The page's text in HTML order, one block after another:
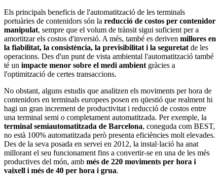
Els principals beneficis de l'automatització de les terminals
portuàries de contenidors són la reducció de costos per contenidor
manipulat, sempre que el volum de trànsit sigui suficient per a
amortitzar els costos d'inversió. A més, també es deriven millores en
la fiabilitat, la consistència, la previsibilitat i la seguretat de les
operacions. Des d'un punt de vista ambiental l'automatització també
té un impacte menor sobre el medi ambient gràcies a
l'optimització de certes transaccions.
No obstant, alguns estudis que analitzen els moviments per hora de
contenidors en terminals europees posen en qüestió que realment hi
hagi un gran increment de productivitat i reducció de costos entre
una terminal semi o completament automatitzada. Per exemple, la
terminal semiautomatitzada de Barcelona, coneguda com BEST,
no està 100% automatitzada però presenta eficiències molt elevades.
Des de la seva posada en servei en 2012, la instal·lació ha anat
millorant el seu funcionament fins a convertir-se en una de les més
productives del món, amb més de 220 moviments per hora i
vaixell i més de 40 per hora i grua.